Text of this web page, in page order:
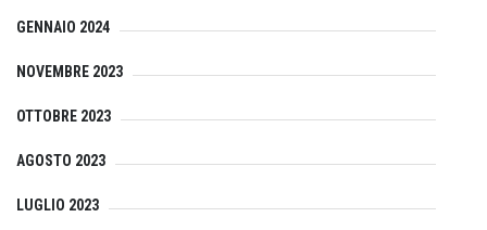
GENNAIO 2024
NOVEMBRE 2023
OTTOBRE 2023
AGOSTO 2023
LUGLIO 2023